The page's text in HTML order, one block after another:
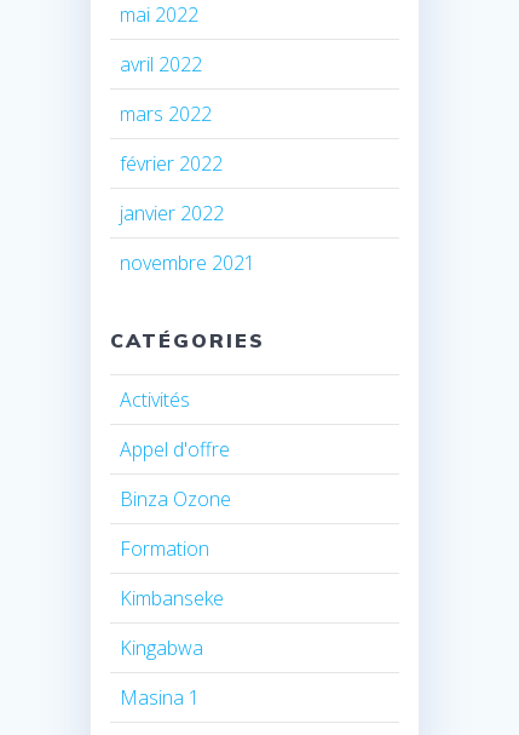
mai 2022
avril 2022
mars 2022
février 2022
janvier 2022
novembre 2021
CATÉGORIES
Activités
Appel d'offre
Binza Ozone
Formation
Kimbanseke
Kingabwa
Masina 1